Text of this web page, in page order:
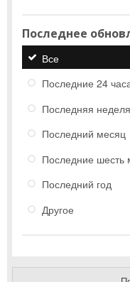
Последнее
Все
Последние 24
Последняя неделя
Последний месяц
Последние шесть
Последний год
Другое